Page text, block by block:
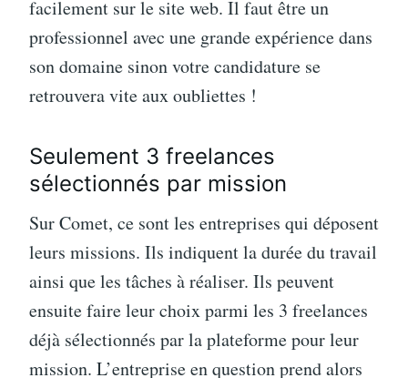
facilement sur le site web. Il faut être un
professionnel avec une grande expérience dans
son domaine sinon votre candidature se
retrouvera vite aux oubliettes !
Seulement 3 freelances
sélectionnés par mission
Sur Comet, ce sont les entreprises qui déposent
leurs missions. Ils indiquent la durée du travail
ainsi que les tâches à réaliser. Ils peuvent
ensuite faire leur choix parmi les 3 freelances
déjà sélectionnés par la plateforme pour leur
mission. L’entreprise en question prend alors